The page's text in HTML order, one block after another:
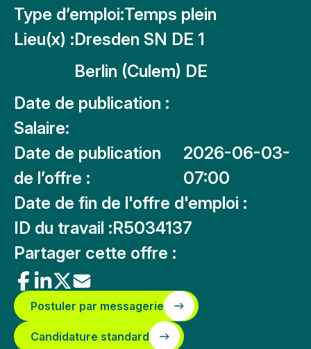
Type d’emploi:Temps plein
Lieu(x) :Dresden SN DE 1
Berlin (Culem) DE
Date de publication :
Salaire:
Date de publication
de l’offre :
2026-06-03-
07:00
Date de fin de l'offre d'emploi :
ID du travail :R5034137
Partager cette offre :
Postuler par messagerie
Candidature standard